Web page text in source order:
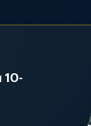
10-